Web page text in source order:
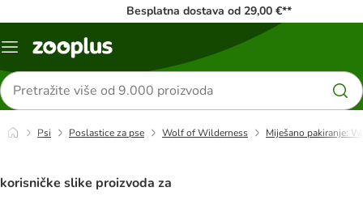
Besplatna dostava od 29,00 €**
Izbornik
Traži
proizvode
Psi Poslastice za pse Wolf of Wilderness Miješano pakiranje:
korisničke slike proizvoda za